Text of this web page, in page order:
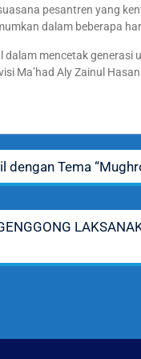
pesantren yang
dalam beberapa
dalam mencetak
Ma’had Aly Zainul
dengan Tema